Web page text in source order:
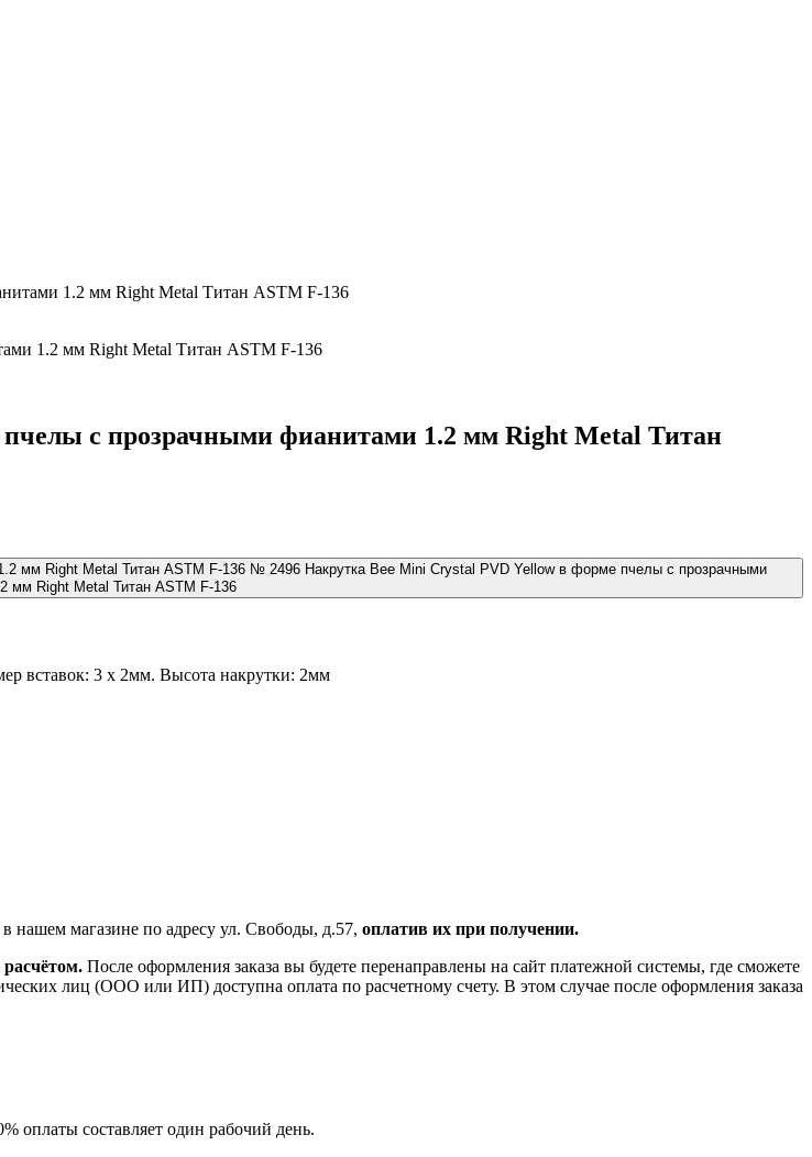
1.2 мм Right Metal Титан ASTM F-136
с прозрачными фианитами 1.2 мм Right Metal Титан
№ 2496 Накрутка Bee Mini Crystal PVD Yellow в форме пчелы с прозрачными
мм Right Metal Титан ASTM F-136
вставок: 3 х 2мм. Высота накрутки: 2мм
нашем магазине по адресу ул. Свободы, д.57, оплатив их при получении.
После оформления заказа вы будете перенаправлены на сайт платежной системы, где сможете
лиц (ООО или ИП) доступна оплата по расчетному счету. В этом случае после оформления заказа
оплаты составляет один рабочий день.